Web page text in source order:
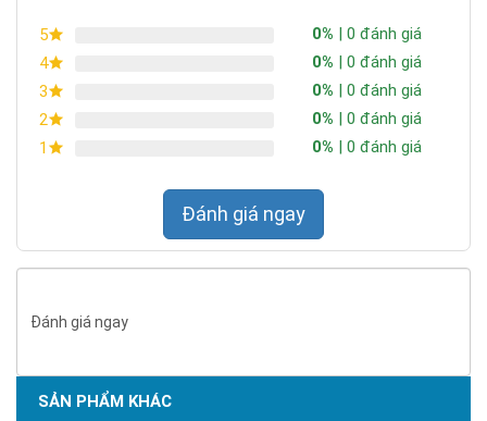
5 0% | 0 đánh giá
4
0% | 0 đánh giá
3
0% | 0 đánh giá
2
0% | 0 đánh giá
1
0% | 0 đánh giá
Đánh giá ngay
Đánh giá ngay
SẢN PHẨM KHÁC